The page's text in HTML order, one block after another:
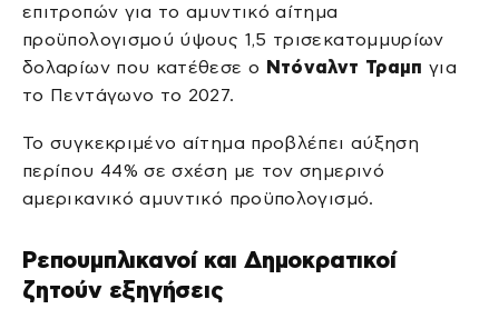
επιτροπών για το αμυντικό αίτημα
προϋπολογισμού ύψους 1,5 τρισεκατομμυρίων
δολαρίων που κατέθεσε ο Ντόναλντ Τραμπ για
το Πεντάγωνο το 2027.
Το συγκεκριμένο αίτημα προβλέπει αύξηση
περίπου 44% σε σχέση με τον σημερινό
αμερικανικό αμυντικό προϋπολογισμό.
Ρεπουμπλικανοί και Δημοκρατικοί
ζητούν εξηγήσεις